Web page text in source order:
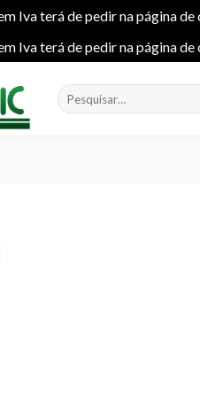
Iva terá de pedir na página
Iva terá de pedir na página
Pesquisar
por: